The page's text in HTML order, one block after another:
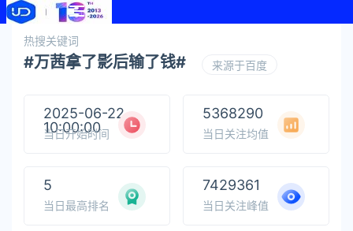
热搜关键词
#万茜拿了影后输了钱# 来源于百度
2025-06-22
10:00:00
当日开始时间
5368290
当日关注均值
5
当日最高排名
7429361
当日关注峰值